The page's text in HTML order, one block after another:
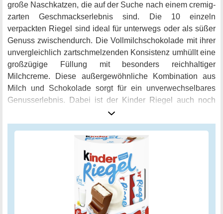
große Naschkatzen, die auf der Suche nach einem cremig-
zarten Geschmackserlebnis sind. Die 10 einzeln
verpackten Riegel sind ideal für unterwegs oder als süßer
Genuss zwischendurch. Die Vollmilchschokolade mit ihrer
unvergleichlich zartschmelzenden Konsistenz umhüllt eine
großzügige Füllung mit besonders reichhaltiger
Milchcreme. Diese außergewöhnliche Kombination aus
Milch und Schokolade sorgt für ein unverwechselbares
Genusserlebnis. Dabei ist der Kinder Riegel auch noch
geeignet für Vegetarier. Ob beim Picknick im Park, im Büro
oder einfach als kleines Extra im Schulranzen - mit dem
Kinder Riegel haben Sie immer eine süße Versuchung zur
einzigartigen Geschmack und entdecken Sie die
Verbindung von feiner Milchcreme und zartschmelzender
Vollmilchschokolade.